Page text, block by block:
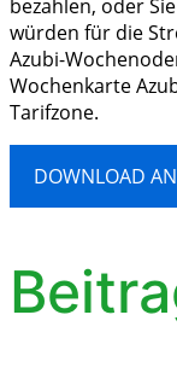
bezahlen, oder Sie
würden für die
Azubi-
Wochenkarte
Tarifzone.
DOWNLOAD